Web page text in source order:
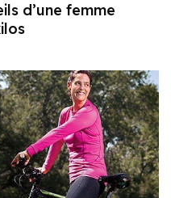
d’une femme